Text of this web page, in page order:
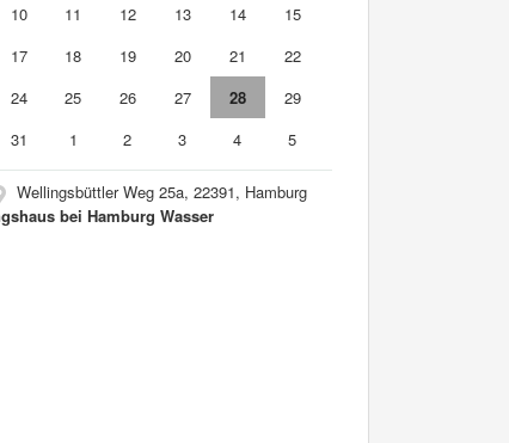
10 11 12 13 14
15
17 18 19 20 21
22
24 25 26 27 28
29
31 1 2 3 4 5
Wellingsbüttler Weg 25a, 22391, Hamburg
bei Hamburg Wasser